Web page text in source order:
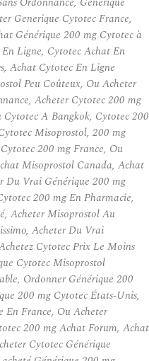
Generique Cytotec France,
Générique 200 mg Cytotec à
Ligne, Cytotec Achat En
Achat Cytotec En Ligne
Peu Coûteux, Ou Acheter
Acheter Cytotec 200 mg
A Bangkok, Cytotec 200
Misoprostol, 200 mg
200 mg France, Ou
Misoprostol Canada, Achat
Du Vrai Générique 200 mg
200 mg En Pharmacie,
Acheter Misoprostol Au
Acheter Du Vrai
Cytotec Prix Le Moins
Cytotec Misoprostol
Ordonner Générique 200
200 mg Cytotec États-Unis,
En France, Ou Acheter
200 mg Achat Forum, Achat
Cytotec Générique